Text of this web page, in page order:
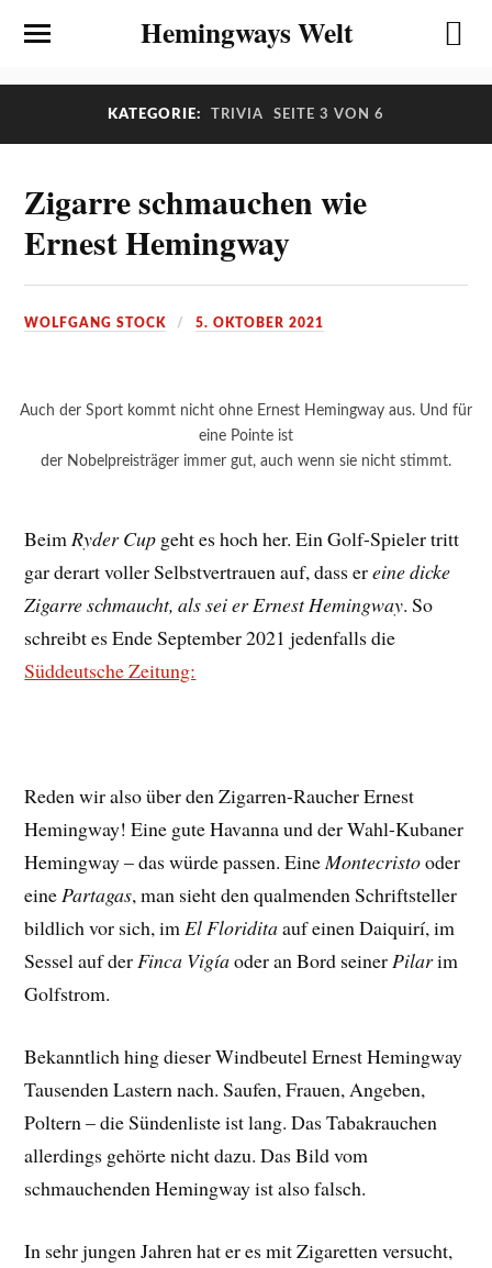
Hemingways Welt
KATEGORIE: TRIVIA SEITE 3 VON 6
Zigarre schmauchen wie
Ernest Hemingway
WOLFGANG STOCK 5. OKTOBER 2021
Auch der Sport kommt nicht ohne Ernest Hemingway aus. Und für
eine Pointe ist
der Nobelpreisträger immer gut, auch wenn sie nicht stimmt.
BeimRyder Cup geht es hoch her. Ein Golf-Spieler tritt
gar derart voller Selbstvertrauen auf, dass ereine dicke
Zigarre schmaucht, als sei er Ernest Hemingway. So
schreibt es Ende September 2021 jedenfalls die
Süddeutsche Zeitung:
Reden wir also über den Zigarren-Raucher Ernest
Hemingway! Eine gute Havanna und der Wahl-Kubaner
Hemingway – das würde passen. EineMontecristooder
einePartagas, man sieht den qualmenden Schriftsteller
bildlich vor sich, imEl Floriditaauf einen Daiquirí, im
Sessel auf derFinca Vigíaoder an Bord seinerPilarim
Golfstrom.
Bekanntlich hing dieser Windbeutel Ernest Hemingway
Tausenden Lastern nach. Saufen, Frauen, Angeben,
Poltern – die Sündenliste ist lang. Das Tabakrauchen
allerdings gehörte nicht dazu. Das Bild vom
schmauchenden Hemingway ist also falsch.
In sehr jungen Jahren hat er es mit Zigaretten versucht,